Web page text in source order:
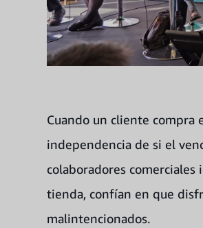
Cuando un cliente compra
independencia de si el
colaboradores
tienda, confían en que
malintencionados.